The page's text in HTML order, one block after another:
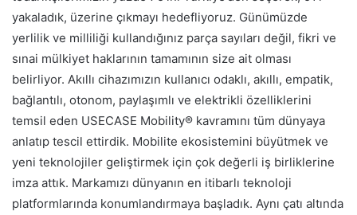
yakaladık, üzerine çıkmayı hedefliyoruz. Günümüzde
yerlilik ve milliliği kullandığınız parça sayıları değil, fikri ve
sınai mülkiyet haklarının tamamının size ait olması
belirliyor. Akıllı cihazımızın kullanıcı odaklı, akıllı, empatik,
bağlantılı, otonom, paylaşımlı ve elektrikli özelliklerini
temsil eden USECASE Mobility® kavramını tüm dünyaya
anlatıp tescil ettirdik. Mobilite ekosistemini büyütmek ve
yeni teknolojiler geliştirmek için çok değerli iş birliklerine
imza attık. Markamızı dünyanın en itibarlı teknoloji
platformlarında konumlandırmaya başladık. Aynı çatı altında